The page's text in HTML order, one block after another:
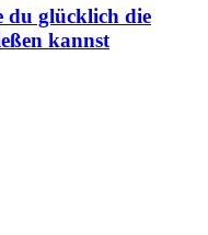
du glücklich die
kannst